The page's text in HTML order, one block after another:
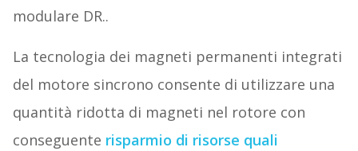
modulare DR..
La tecnologia dei magneti permanenti integrati
del motore sincrono consente di utilizzare una
quantità ridotta di magneti nel rotore con
conseguente risparmio di risorse quali